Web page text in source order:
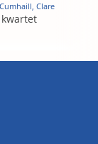
Clare
kwartet